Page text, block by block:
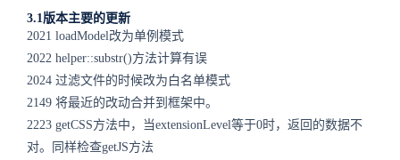
3.1版本主要的更新
2021 loadModel改为单例模式
2022 helper::substr()方法计算有误
2024 过滤文件的时候改为白名单模式
2149 将最近的改动合并到框架中。
2223 getCSS方法中，当extensionLevel等于0时，返回的数据不
对。同样检查getJS方法